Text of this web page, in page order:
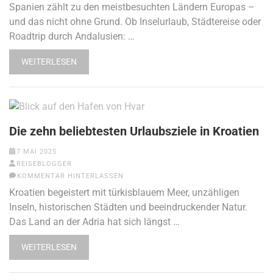
Spanien zählt zu den meistbesuchten Ländern Europas –
und das nicht ohne Grund. Ob Inselurlaub, Städtereise oder
Roadtrip durch Andalusien: …
WEITERLESEN
Die zehn beliebtesten Urlaubsziele in Kroatien
7 MAI 2025
REISEBLOGGER
KOMMENTAR HINTERLASSEN
Kroatien begeistert mit türkisblauem Meer, unzähligen
Inseln, historischen Städten und beeindruckender Natur.
Das Land an der Adria hat sich längst …
WEITERLESEN